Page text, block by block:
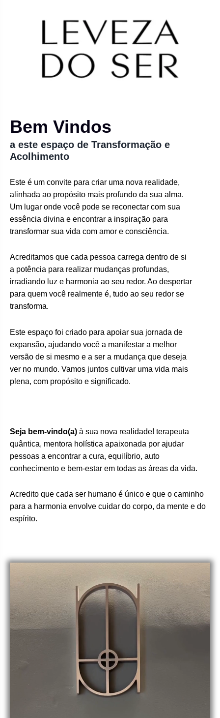
Bem Vindos
a este espaço de Transformação e
Acolhimento
Este é um convite para criar uma nova realidade,
alinhada ao propósito mais profundo da sua alma.
Um lugar onde você pode se reconectar com sua
essência divina e encontrar a inspiração para
transformar sua vida com amor e consciência.
Acreditamos que cada pessoa carrega dentro de si
a potência para realizar mudanças profundas,
irradiando luz e harmonia ao seu redor. Ao despertar
para quem você realmente é, tudo ao seu redor se
transforma.
Este espaço foi criado para apoiar sua jornada de
expansão, ajudando você a manifestar a melhor
versão de si mesmo e a ser a mudança que deseja
ver no mundo. Vamos juntos cultivar uma vida mais
plena, com propósito e significado.
Seja bem-vindo(a) à sua nova realidade! terapeuta
quântica, mentora holística apaixonada por ajudar
pessoas a encontrar a cura, equilíbrio, auto
conhecimento e bem-estar em todas as áreas da vida.
Acredito que cada ser humano é único e que o caminho
para a harmonia envolve cuidar do corpo, da mente e do
espírito.